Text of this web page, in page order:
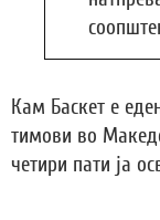
Кам Баскет е
тимови во
четири пати ја